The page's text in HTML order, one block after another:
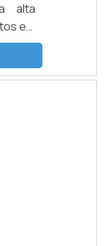
alta
em
os
de